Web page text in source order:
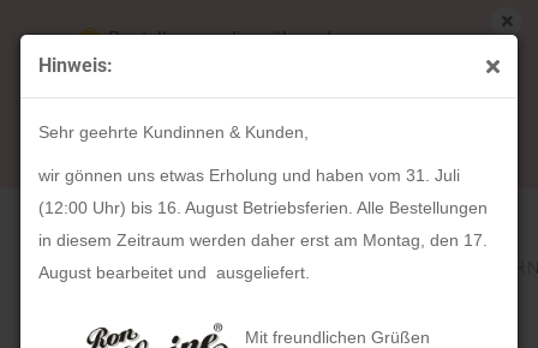
Hinweis:
Sehr geehrte Kundinnen & Kunden,
wir gönnen uns etwas Erholung und haben vom 31. Juli
(12:00 Uhr) bis 16. August Betriebsferien. Alle Bestellungen
in diesem Zeitraum werden daher erst am Montag, den 17.
August bearbeitet und ausgeliefert.
Mit freundlichen Grüßen
Bestellungen die während unserer
Betriebsferien (31. Juli ab 12:00 Uhr bis 16.
August) aufgegeben werden, werden ab Montag,
17. August bearbeitet und versendet.
« Erster « zurück weiter »
Letzter »
Artikel in dieser Kategorie
HOLZKERN Titlis (43mm)